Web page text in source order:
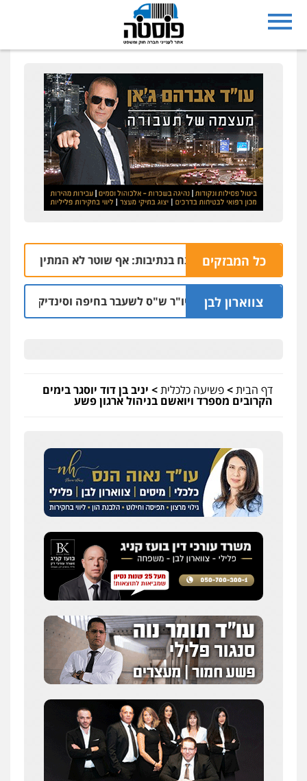
כל המבזקים
הרצח בנתיבות: אף שוטר לא המתין בנתב"ג
צווארון לבן
כתב אישום: יו"ר ש"ס לשעבר בחיפה וסינדיקאט ההלוואות
דף הבית>פשיעה כלכלית> יניב בן דוד יוסגר בימים
הקרובים מספרד ויואשם בניהול ארגון פשע